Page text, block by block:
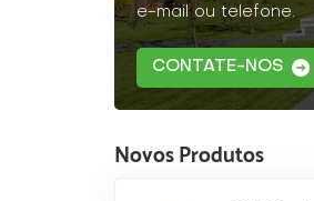
e-mail ou telefone.
CONTATE-NOS
Novos Produtos